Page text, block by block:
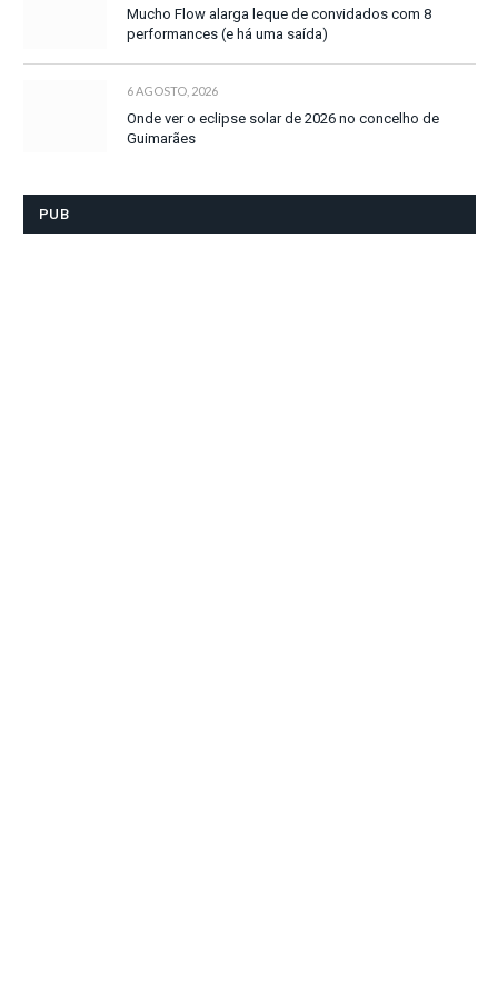
Mucho Flow alarga leque de convidados com 8
performances (e há uma saída)
6 AGOSTO, 2026
Onde ver o eclipse solar de 2026 no concelho de
Guimarães
PUB